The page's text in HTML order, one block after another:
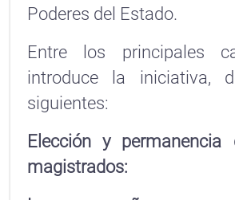
Poderes del Estado.
Entre los principales
introduce la iniciativa,
siguientes:
Elección y
magistrados: